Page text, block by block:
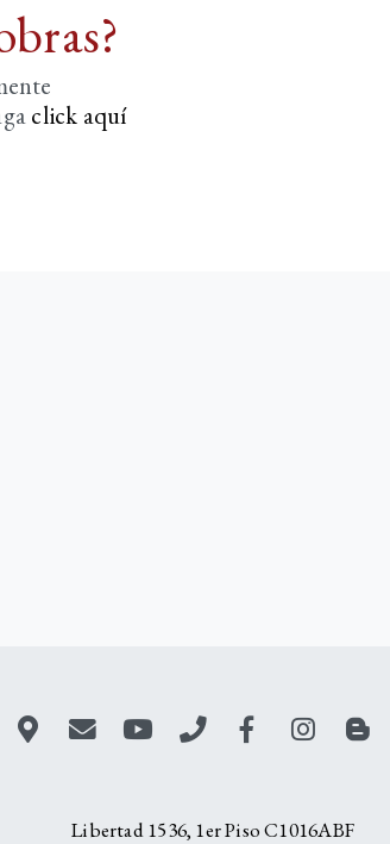
click aquí­
Libertad 1536, 1er Piso C1016ABF